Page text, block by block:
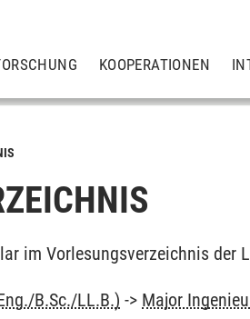
KOOPERATIONEN
im Vorlesungsverzeichnis der
B.Sc./LL.B.) -> Major